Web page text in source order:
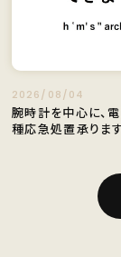
2026/08/04
腕時計を中心に、
種応急処置承ります